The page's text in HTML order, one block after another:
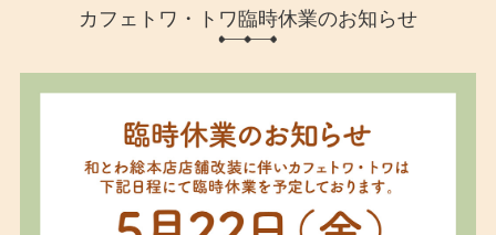
カフェトワ・トワ臨時休業のお知らせ